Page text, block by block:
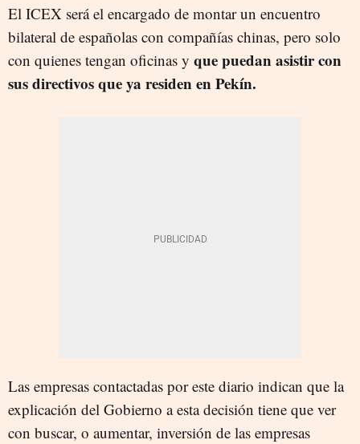
El ICEX será el encargado de montar un encuentro
bilateral de españolas con compañías chinas, pero solo
con quienes tengan oficinas y que puedan asistir con
sus directivos que ya residen en Pekín.
Las empresas contactadas por este diario indican que la
explicación del Gobierno a esta decisión tiene que ver
con buscar, o aumentar, inversión de las empresas